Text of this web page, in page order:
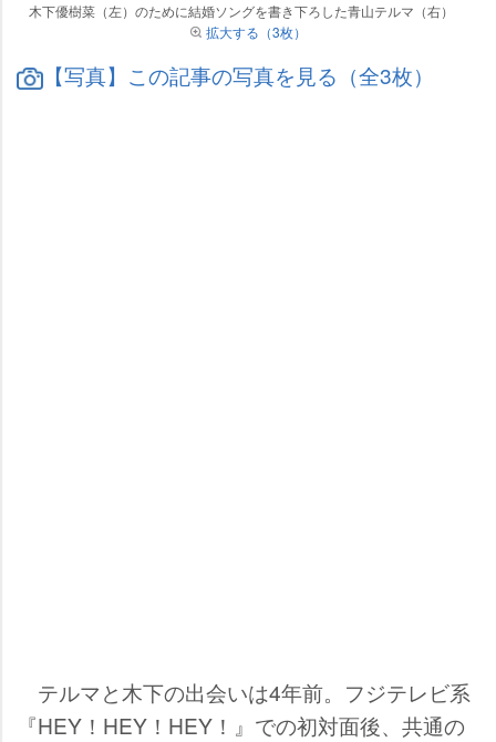
木下優樹菜（左）のために結婚ソングを書き下ろした青山テルマ（右）
拡大する（3枚）
【写真】この記事の写真を見る（全3枚）
テルマと木下の出会いは4年前。フジテレビ系
『HEY！HEY！HEY！』での初対面後、共通の